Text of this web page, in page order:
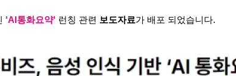
'AI통화요약' 런칭 관련 보도자료가 배포 되었습니다.